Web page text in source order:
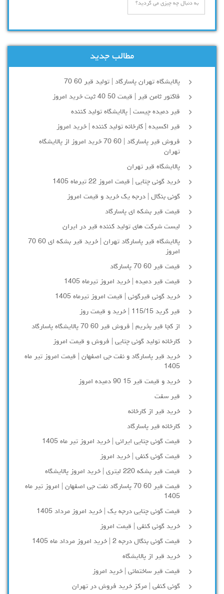
مطالب جدید
پالایشگاه تهران پاسارگاد | تولید قیر 60 70
فاکتور ثامن قیر | قیمت 50 40 ثبت خرید امروز
قیر دمیده چیست | پالایشگاه تولید کننده
قیر اکسیده | کارخانه تولید کننده | خرید امروز
فروش قیر پاسارگاد | 60 70 خرید امروز از پالایشگاه
تهران
پالایشگاه قیر تهران
خرید گونی چتایی | قیمت امروز 22 تیرماه 1405
گونی بنگال | درجه یک خرید و قیمت امروز
قیمت قیر بشکه ای پاسارگاد
لیست شرکت های تولید کننده قیر در ایران
پالایشگاه قیر پاسارگاد تهران | خرید قیر بشکه ای 60 70
امروز
قیمت قیر 60 70 پاسارگاد
قیمت قیر دمیده | خرید امروز تیرماه 1405
خرید گونی قیرگونی | قیمت امروز تیرماه 1405
قیر گرید 115/15 | خرید و قیمت روز
از کجا قیر بخریم | فروش قیر 60 70 پالایشگاه پاسارگاد
کارخانه تولید گونی چتایی | فروش و قیمت امروز
خرید قیر پاسارگاد و نفت جی اصفهان | قیمت امروز تیر ماه
1405
خرید و قیمت قیر 15 90 دمیده امروز
قیر سفت
خرید قیر از کارخانه
کارخانه قیر پاسارگاد
قیمت گونی چتایی ایرانی | خرید امروز تیر ماه 1405
قیمت گونی کنفی | خرید امروز
قیمت قیر بشکه 220 لیتری | خرید امروز پالایشگاه
قیمت قیر 60 70 پاسارگاد نفت جی اصفهان | امروز تیر ماه
1405
قیمت گونی چتایی درجه یک | خرید امروز مرداد 1405
خرید گونی کنفی | قیمت امروز
قیمت گونی بنگال درجه 2 | خرید امروز مرداد ماه 1405
خرید قیر از پالایشگاه
قیمت قیر ساختمانی | خرید امروز
گونی کنفی | مرکز خرید فروش در تهران